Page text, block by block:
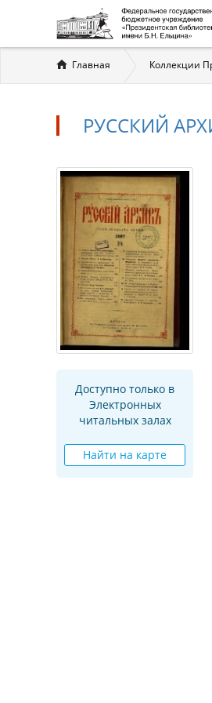
Вы
здесь
Главная Коллекции
РУССКИЙ
Доступно только в
Электронных
читальных залах
Найти на карте